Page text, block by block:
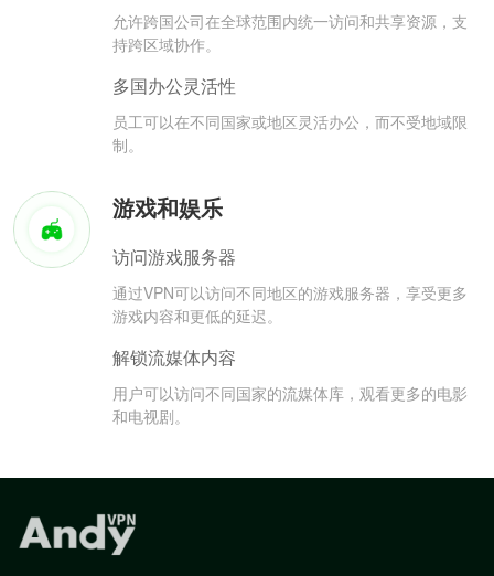
允许跨国公司在全球范围内统一访问和共享资源，支
持跨区域协作。
多国办公灵活性
员工可以在不同国家或地区灵活办公，而不受地域限
制。
游戏和娱乐
访问游戏服务器
通过VPN可以访问不同地区的游戏服务器，享受更多
游戏内容和更低的延迟。
解锁流媒体内容
用户可以访问不同国家的流媒体库，观看更多的电影
和电视剧。